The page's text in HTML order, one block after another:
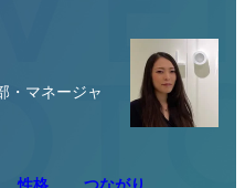
・マネージャ